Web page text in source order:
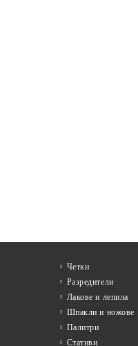
Четки
Разредители
Лакове и лепила
Шпакли и ножове
Палитри
Стативи